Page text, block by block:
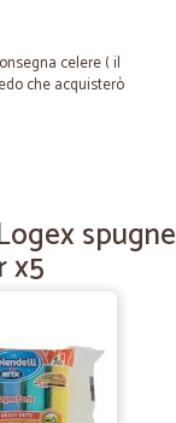
celere ( il
che acquisterò
cortesia I
18/05/2021
spugne
x5